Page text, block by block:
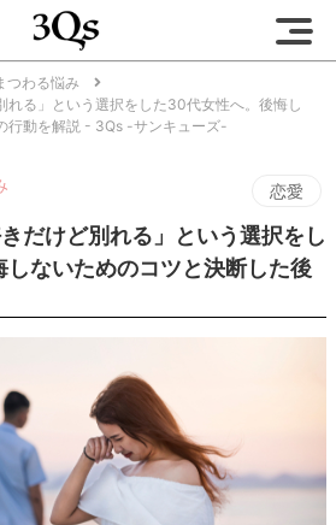
つわる悩み
れる」という選択をした30代女性へ。後悔し
行動を解説 - 3Qs -サンキューズ-
恋愛
だけど別れる」という選択をし
ないためのコツと決断した後